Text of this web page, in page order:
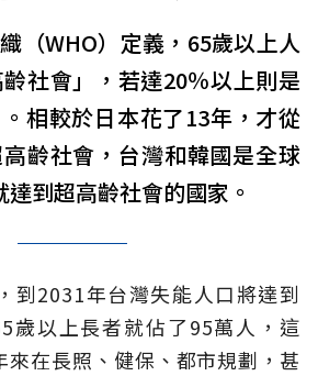
（WHO）定義，65歲以上人
社會」，若達20％以上則是
。相較於日本花了13年，才從
齡社會，台灣和韓國是全球
到超高齡社會的國家。
到2031年台灣失能人口將達到
歲以上長者就佔了95萬人，這
來在長照、健保、都市規劃，甚